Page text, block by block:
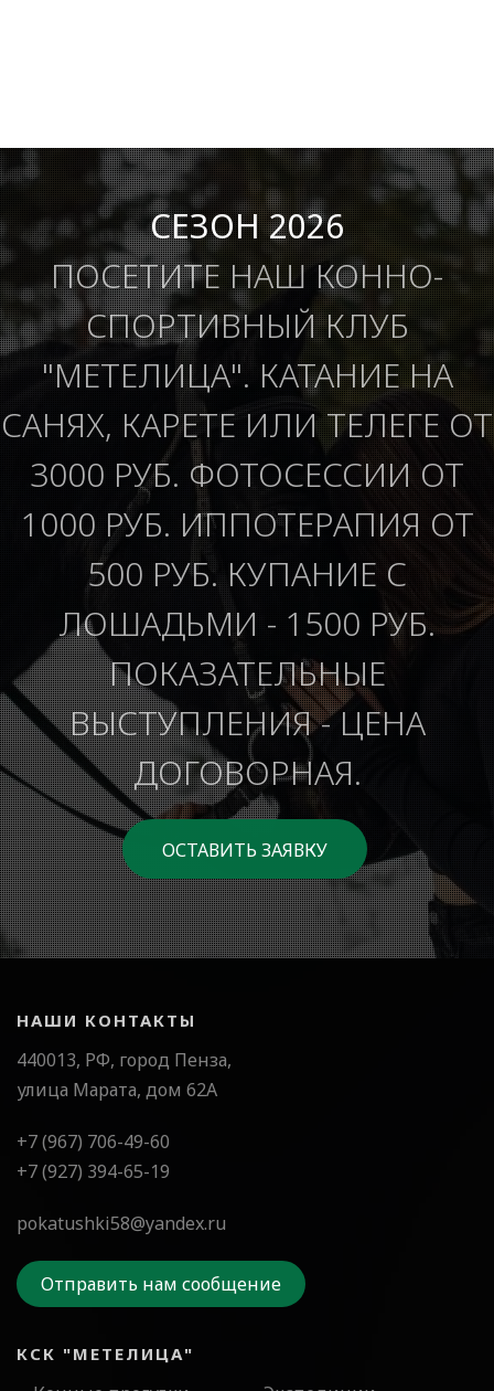
СЕЗОН 2026
ПОСЕТИТЕ НАШ КОННО-
СПОРТИВНЫЙ КЛУБ
"МЕТЕЛИЦА". КАТАНИЕ НА
САНЯХ, КАРЕТЕ ИЛИ ТЕЛЕГЕ ОТ
3000 РУБ. ФОТОСЕССИИ ОТ
1000 РУБ. ИППОТЕРАПИЯ ОТ
500 РУБ. КУПАНИЕ С
ЛОШАДЬМИ - 1500 РУБ.
ПОКАЗАТЕЛЬНЫЕ
ВЫСТУПЛЕНИЯ - ЦЕНА
ДОГОВОРНАЯ.
ОСТАВИТЬ ЗАЯВКУ
НАШИ КОНТАКТЫ
440013, РФ, город Пенза,
улица Марата, дом 62А
+7 (967) 706-49-60
+7 (927) 394-65-19
pokatushki58@yandex.ru
Отправить нам сообщение
КСК "МЕТЕЛИЦА"